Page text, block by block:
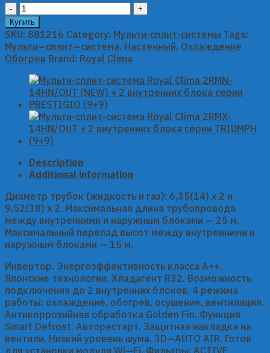
Мульти-
сплит-
система
Royal
Clima
2RMN-
14HN/OUT
(NEW)
+
внутренних
блока
PRESTIGIO
(9+9)
Купить
SKU: 881216 Category: Мульти-сплит-системы Tags:
Мульти—сплит—система, Настенный, Охлаждение
Обогрев Brand: Royal Clima
Description
Additional information
Диаметр трубок (жидкость и газ): 6,35(14) x 2 и
9,52(38) x 2. Максимальная длина трубопровода
между внутренними и наружным блоками — 25 м.
Максимальный перепад высот между внутренними и
наружным блоками — 15 м.
Инвертор. Энергоэффективность класса А++.
Японские технологии. Хладагент R32. Возможность
подключения до 2 внутренних блоков. 4 режима
работы: охлаждение, обогрев, осушение, вентиляция.
Антикоррозийная обработка Golden Fin. Функция
Smart Defrost. Авторестарт. Защитная накладка на
вентили. Низкий уровень шума. 3D—AUTO AIR. Готов
для установки модуля Wi—Fi. Фильтры: ACTIVE